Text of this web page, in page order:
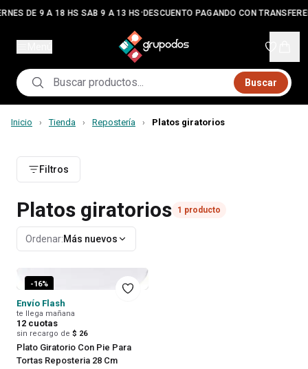
DE 9 A 18 HS SAB 9 A 13 HS•DESCUENTO PAGANDO CON
Buscar
Inicio › Tienda › Repostería › Platos giratorios
Filtros
Platos giratorios 1 producto
Ordenar:Más nuevos
-16%
Envío Flash
te llega mañana
12 cuotas
sin recargo de $ 26
Plato Giratorio Con Pie Para
Tortas Reposteria 28 Cm